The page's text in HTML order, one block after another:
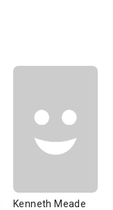
Kenneth Meade